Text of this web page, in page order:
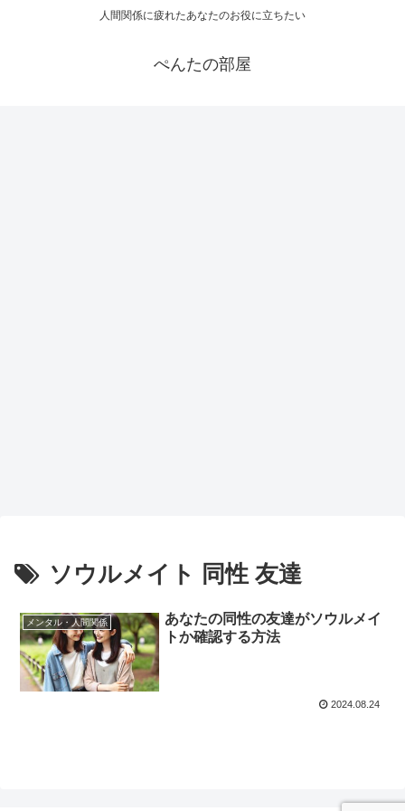
人間関係に疲れたあなたのお役に立ちたい
ぺんたの部屋
ソウルメイト 同性 友達
メンタル・人間関係
あなたの同性の友達がソウルメイ
トか確認する方法
2024.08.24